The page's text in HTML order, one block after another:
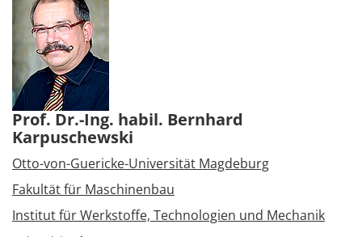
Prof. Dr.-Ing. habil. Bernhard
Karpuschewski
Otto-von-Guericke-Universität Magdeburg
Fakultät für Maschinenbau
Institut für Werkstoffe, Technologien und Mechanik